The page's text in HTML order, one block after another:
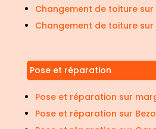
Changement de toiture sur
Changement de toiture sur
Pose et réparation
Pose et réparation sur
Pose et réparation sur